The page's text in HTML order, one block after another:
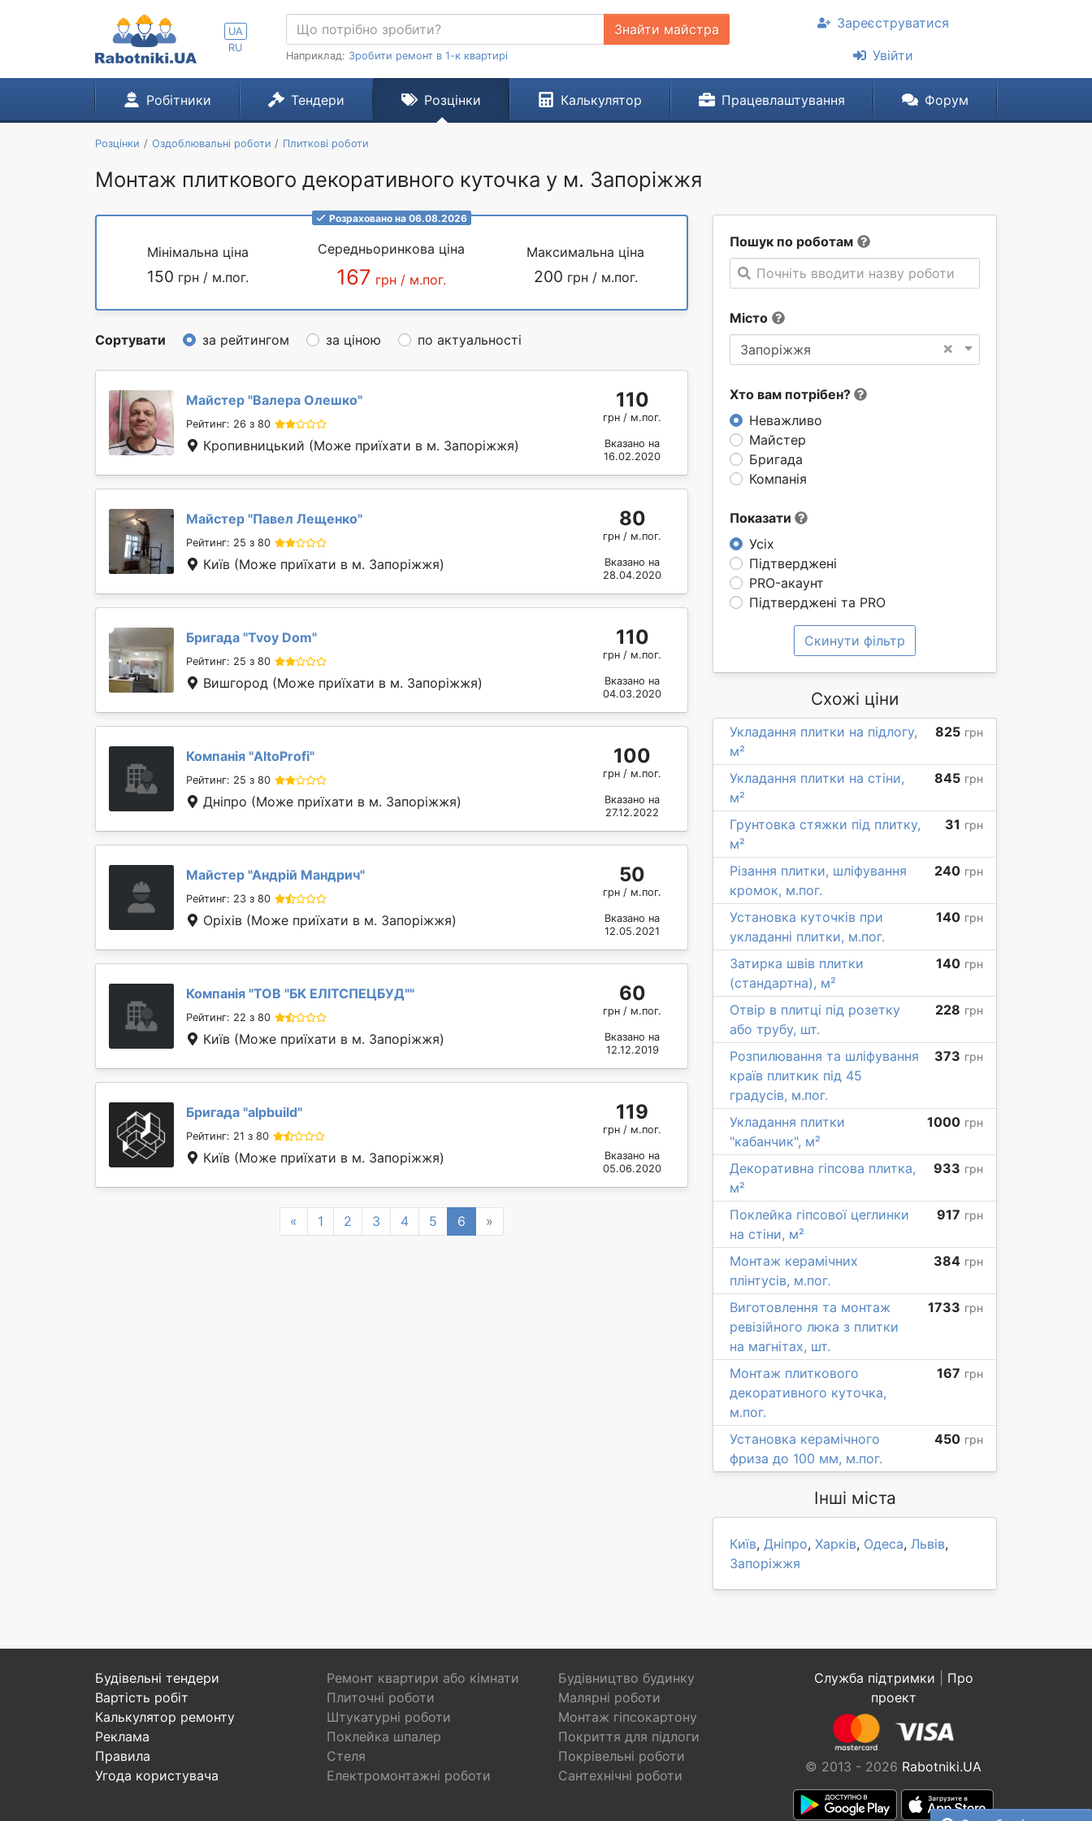
UA
RU
Знайти майстра
Наприклад: Зробити ремонт в 1-к квартирі
Зареєструватися
Увійти
Робітники Тендери Розцінки Калькулятор Працевлаштування Форум
Розцінки Оздоблювальні роботи Плиткові роботи
Монтаж плиткового декоративного куточка у м. Запоріжжя
Пошук по роботам
Почніть вводити назву роботи
Місто
×
Запоріжжя
Хто вам потрібен?
Неважливо
Майстер
Бригада
Компанія
Показати
Усіх
Підтверджені
PRO-акаунт
Підтверджені та PRO
Скинути фільтр
Розраховано на 06.08.2026
Мінімальна ціна
150 грн / м.пог.
Середньоринкова ціна
167 грн / м.пог.
Максимальна ціна
200 грн / м.пог.
Сортувати за рейтингом за ціною по актуальності
Майстер "Валера Олешко"
Рейтинг: 26 з 80
Кропивницький (Може приїхати в м. Запоріжжя)
110
грн / м.пог.
Вказано на
16.02.2020
Майстер "Павел Лещенко"
Рейтинг: 25 з 80
Київ (Може приїхати в м. Запоріжжя)
80
грн / м.пог.
Вказано на
28.04.2020
Бригада "Tvoy Dom"
Рейтинг: 25 з 80
Вишгород (Може приїхати в м. Запоріжжя)
110
грн / м.пог.
Вказано на
04.03.2020
Компанія "AltoProfi"
Рейтинг: 25 з 80
Дніпро (Може приїхати в м. Запоріжжя)
100
грн / м.пог.
Вказано на
27.12.2022
Майстер "Андрій Мандрич"
Рейтинг: 23 з 80
Оріхів (Може приїхати в м. Запоріжжя)
50
грн / м.пог.
Вказано на
12.05.2021
Компанія "ТОВ "БК ЕЛІТСПЕЦБУД""
Рейтинг: 22 з 80
Київ (Може приїхати в м. Запоріжжя)
60
грн / м.пог.
Вказано на
12.12.2019
Бригада "alpbuild"
Рейтинг: 21 з 80
Київ (Може приїхати в м. Запоріжжя)
119
грн / м.пог.
Вказано на
05.06.2020
« Previous
1 2 3 4 5 6 »
Схожі ціни
Укладання плитки на підлогу,
м²
825 грн
Укладання плитки на стіни,
м²
845 грн
Грунтовка стяжки під плитку,
м²
31 грн
Різання плитки, шліфування
кромок, м.пог.
240 грн
Установка куточків при
укладанні плитки, м.пог.
140 грн
Затирка швів плитки
(стандартна), м²
140 грн
Отвір в плитці під розетку
або трубу, шт.
228 грн
Розпилювання та шліфування
країв плиткик під 45
градусів, м.пог.
373 грн
Укладання плитки
"кабанчик", м²
1000 грн
Декоративна гіпсова плитка,
м²
933 грн
Поклейка гіпсової цеглинки
на стіни, м²
917 грн
Монтаж керамічних
плінтусів, м.пог.
384 грн
Виготовлення та монтаж
ревізійного люка з плитки
на магнітах, шт.
1733 грн
Монтаж плиткового
декоративного куточка,
м.пог.
167 грн
Установка керамічного
фриза до 100 мм, м.пог.
450 грн
Інші міста
Київ, Дніпро, Харків, Одеса, Львів,
Запоріжжя
Будівельні тендери
Вартість робіт
Калькулятор ремонту
Реклама
Правила
Угода користувача
Ремонт квартири або кімнати
Будівництво будинку
Плиточні роботи
Малярні роботи
Штукатурні роботи
Монтаж гіпсокартону
Поклейка шпалер
Покриття для підлоги
Стеля
Покрівельні роботи
Електромонтажні роботи
Сантехнічні роботи
Служба підтримки
Про
проект
© 2013 - 2026 Rabotniki.UA